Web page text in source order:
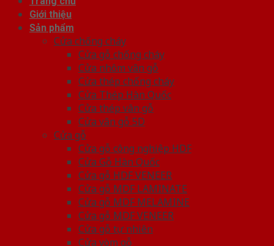
Giới thiệu
Sản phẩm
Cửa chống cháy
Cửa gỗ chống cháy
Cửa nhôm vân gỗ
Cửa thép chống cháy
Cửa Thép Hàn Quốc
Cửa thép vân gỗ
Cửa vân gỗ 5D
Cửa gỗ
Cửa gỗ công nghiệp HDF
Cửa Gỗ Hàn Quốc
Cửa gỗ HDF VENEER
Cửa gỗ MDF LAMINATE
Cửa gỗ MDF MELAMINE
Cửa gỗ MDF VENEER
Cửa gỗ tự nhiên
Cửa vòm gỗ